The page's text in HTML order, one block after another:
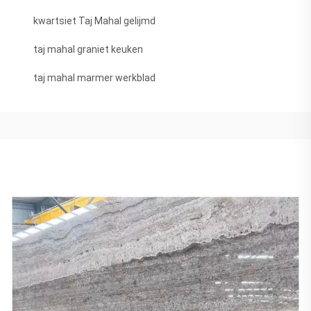
kwartsiet Taj Mahal gelijmd
taj mahal graniet keuken
taj mahal marmer werkblad